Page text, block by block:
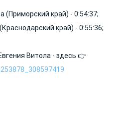
(Приморский край) - 0:54:37;
край) - 0:55:36;
Витола - здесь 👉